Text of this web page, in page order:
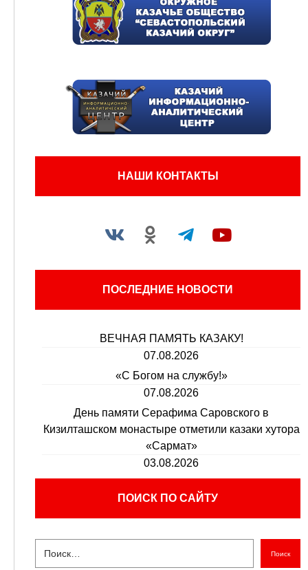
НАШИ КОНТАКТЫ
ПОСЛЕДНИЕ НОВОСТИ
ВЕЧНАЯ ПАМЯТЬ КАЗАКУ!
07.08.2026
«С Богом на службу!»
07.08.2026
День памяти Серафима Саровского в
Кизилташском монастыре отметили казаки хутора
«Сармат»
03.08.2026
ПОИСК ПО САЙТУ
Поиск